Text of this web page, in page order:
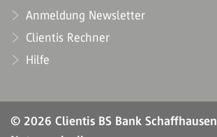
Anmeldung Newsletter
Clientis Rechner
Hilfe
© 2026 Clientis BS Bank Schaffhausen